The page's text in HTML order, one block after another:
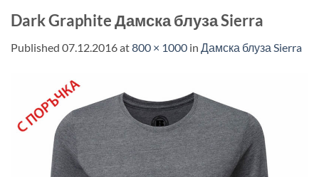
Dark Graphite Дамска блуза Sierra
Published 07.12.2016at800 × 1000 in Дамска блуза Sierra